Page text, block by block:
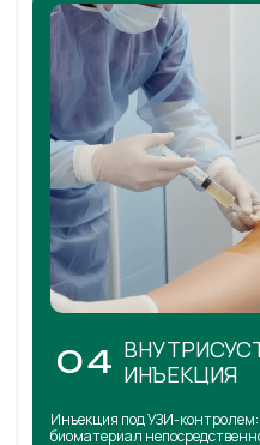
04 ИНЪЕКЦИЯ
Инъекция под УЗИ-контролем:
биоматериал